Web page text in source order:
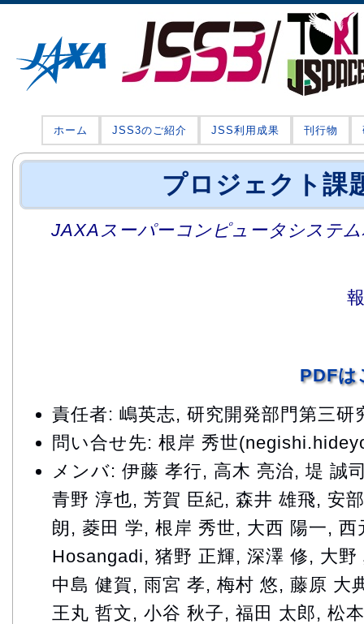
ホーム JSS3のご紹介 JSS利用成果 刊行物
プロジェクト課
JAXAスーパーコンピュータシステ
PDFは
責任者: 嶋英志, 研究開発部門第三研
問い合せ先: 根岸 秀世
メンバ: 伊藤 孝行, 高木 亮治, 堤 誠
青野 淳也, 芳賀 臣紀, 森井 雄飛, 安
朗, 菱田 学, 根岸 秀世, 大西 陽一,
Hosangadi, 猪野 正輝, 深澤 修, 大
中島 健賀, 雨宮 孝, 梅村 悠, 藤原 大
王丸 哲文, 小谷 秋子, 福田 太郎, 松